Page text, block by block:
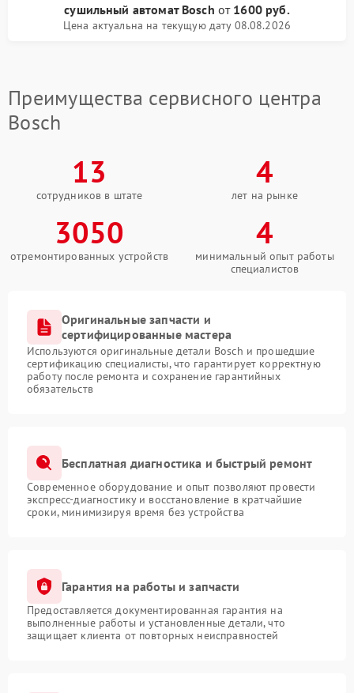
сушильный автомат Bosch от 1600 руб.
Цена актуальна на текущую дату 08.08.2026
Преимущества сервисного центра
Bosch
13
сотрудников в штате
4
лет на рынке
3050
отремонтированных устройств
4
минимальный опыт работы
специалистов
Оригинальные запчасти и
сертифицированные мастера
Используются оригинальные детали Bosch и прошедшие
сертификацию специалисты, что гарантирует корректную
работу после ремонта и сохранение гарантийных
обязательств
Бесплатная диагностика и быстрый ремонт
Современное оборудование и опыт позволяют провести
экспресс-диагностику и восстановление в кратчайшие
сроки, минимизируя время без устройства
Гарантия на работы и запчасти
Предоставляется документированная гарантия на
выполненные работы и установленные детали, что
защищает клиента от повторных неисправностей